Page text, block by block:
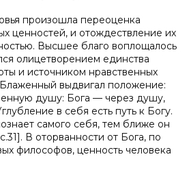
произошла переоценка
ценностей, и отождествление их
Высшее благо воплощалось
олицетворением единства
и источником нравственных
выдвигал положение:
душу: Бога — через душу,
в себя есть путь к Богу.
самого себя, тем ближе он
В оторванности от Бога, по
философов, ценность человека